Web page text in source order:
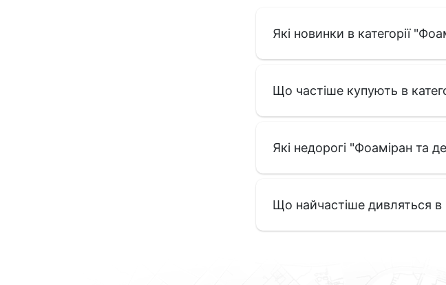
Які новинки в категорії
Що частіше купують в
Які недорогі "Фоаміран та
Що найчастіше дивляться в